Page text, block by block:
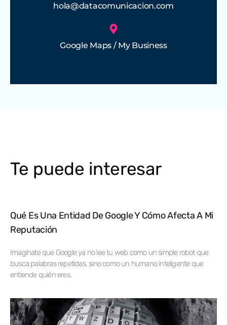
hola@datacomunicacion.com
Google Maps / My Business
Te puede interesar
Qué Es Una Entidad De Google Y Cómo Afecta A Mi
Reputación
Imagínate que Google ya no lee tu web como un simple robot que
busca palabras repetidas, sino como un humano inteligente que
entiende quién eres.